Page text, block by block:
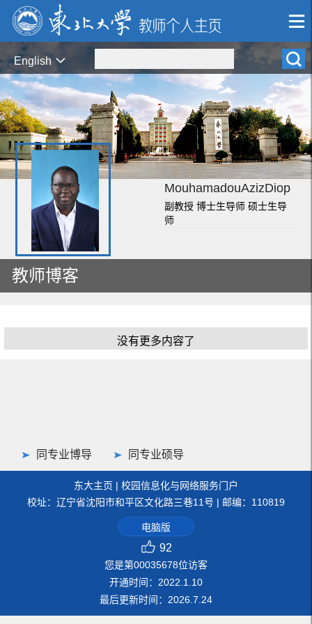
English
MouhamadouAzizDiop
副教授 博士生导师 硕士生导
师
教师博客
没有更多内容了
同专业博导 同专业硕导
东大主页 | 校园信息化与网络服务门户
校址：辽宁省沈阳市和平区文化路三巷11号 | 邮编：110819
电脑版
92
您是第00035678位访客
开通时间： 2022 1 10
最后更新时间： 2026 7 24